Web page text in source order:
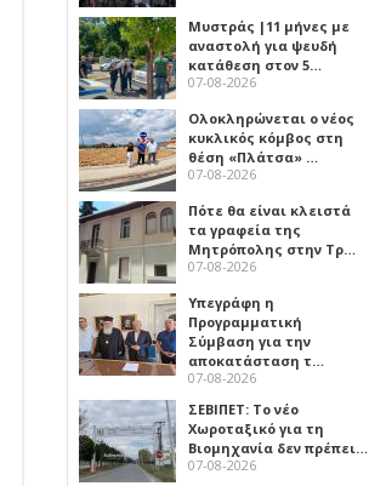
Μυστράς |11 μήνες με
αναστολή για ψευδή
κατάθεση στον 5…
07-08-2026
Ολοκληρώνεται ο νέος
κυκλικός κόμβος στη
θέση «Πλάτσα» …
07-08-2026
Πότε θα είναι κλειστά
τα γραφεία της
Μητρόπολης στην Τρ…
07-08-2026
Υπεγράφη η
Προγραμματική
Σύμβαση για την
αποκατάσταση τ…
07-08-2026
ΣΕΒΙΠΕΤ: Το νέο
Χωροταξικό για τη
Βιομηχανία δεν πρέπει…
07-08-2026